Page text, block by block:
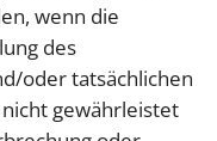
wenn die
des
oder tatsächlichen
gewährleistet